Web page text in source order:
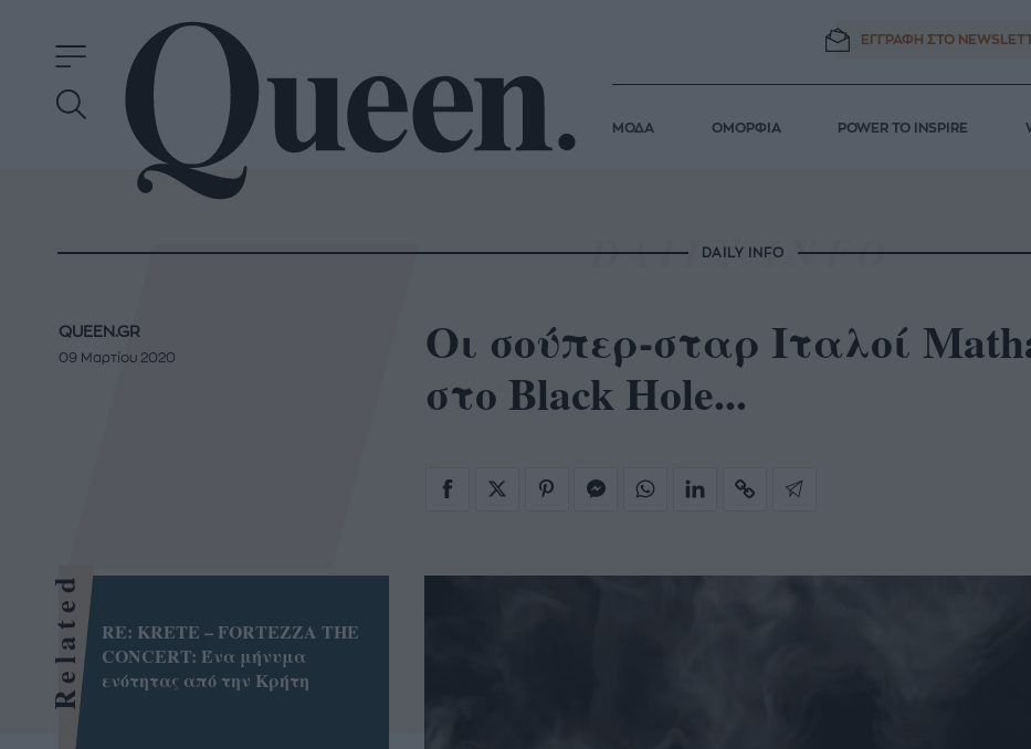
ΕΓΓΡΑΦΗ ΣΤΟ
ΜΟΔΑ ΟΜΟΡΦΙΑ POWER TO INSPIRE
DAILY INFO
Οι σούπερ-σταρ Ιταλοί
στο Black Hole...
QUEEN.GR
09 Μαρτίου 2020
Related
RE: KRETE – FORTEZZA THE
CONCERT: Ένα μήνυμα
ενότητας από την Κρήτη